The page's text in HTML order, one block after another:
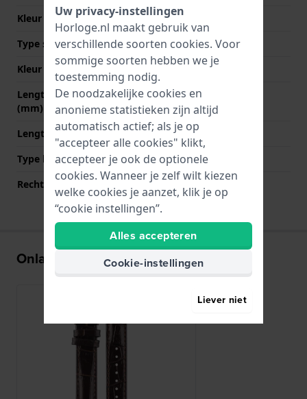
Kleur stiksel
Bruin
Type sluiting
Gesp
Kleur sluiting
Roségoud
Lengte band op 12 uur
(mm)
75 mm
Lengte band op 6 uur (mm)
115 mm
Type bevestiging
Bandpennen
Rechte bandaanzet
Ja
Onlangs bekeken
Uw privacy-instellingen
Horloge.nl maakt gebruik van
verschillende soorten cookies. Voor
sommige soorten hebben we je
toestemming nodig.
De noodzakelijke cookies en
anonieme statistieken zijn altijd
automatisch actief; als je op
"accepteer alle cookies" klikt,
accepteer je ook de optionele
cookies. Wanneer je zelf wilt kiezen
welke cookies je aanzet, klik je op
“cookie instellingen”.
Alles accepteren
Cookie-instellingen
Liever niet